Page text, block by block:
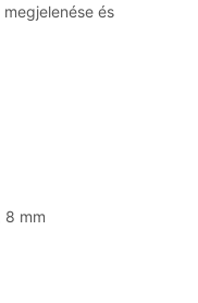
és
8 mm